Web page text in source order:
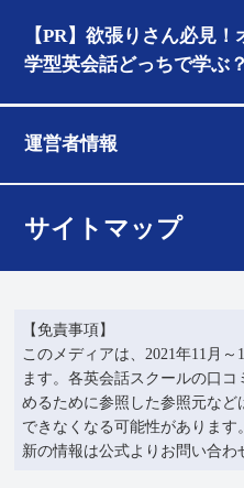
【PR】欲張りさん必見
学型英会話どっちで学ぶ？
運営者情報
サイトマップ
【免責事項】
このメディアは、2021年11月
ます。各英会話スクールの口
めるために参照した参照元な
できなくなる可能性がありま
新の情報は公式よりお問い合わ